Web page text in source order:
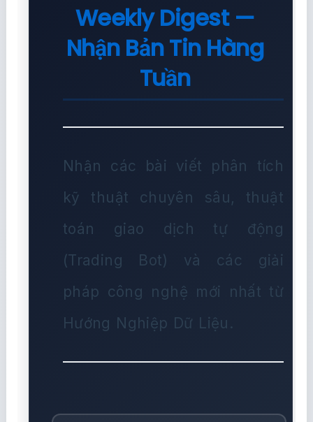
Weekly Digest —
Nhận Bản Tin Hàng
Tuần
Nhận các bài viết phân tích
kỹ thuật chuyên sâu, thuật
toán giao dịch tự động
(Trading Bot) và các giải
pháp công nghệ mới nhất từ
Hướng Nghiệp Dữ Liệu.